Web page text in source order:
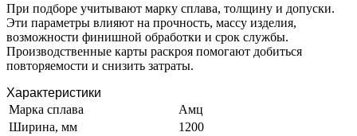
При подборе учитывают марку сплава, толщину и допуски.
Эти параметры влияют на прочность, массу изделия,
возможности финишной обработки и срок службы.
Производственные карты раскроя помогают добиться
повторяемости и снизить затраты.
Характеристики
Марка сплава
Амц
Ширина, мм
1200